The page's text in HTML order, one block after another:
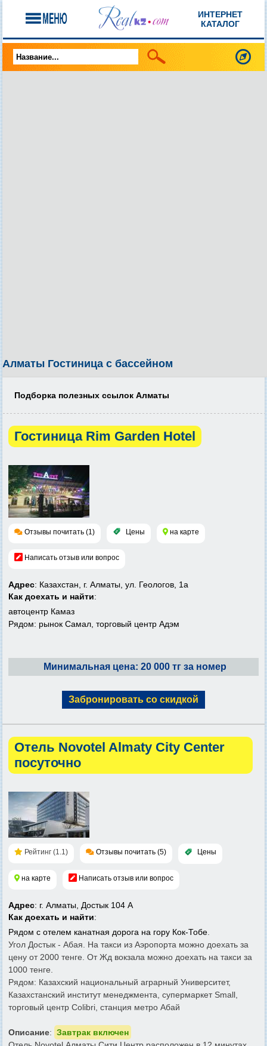
ИНТЕРНЕТ
КАТАЛОГ
Алматы Гостиница с бассейном
Подборка полезных ссылок Алматы
Гостиница Rim Garden Hotel
Отзывы почитать (1) Цены на карте
Написать отзыв или вопрос
Адрес: Казахстан, г. Алматы, ул. Геологов, 1а
Как доехать и найти:
автоцентр Камаз
Рядом: рынок Самал, торговый центр Адэм
Минимальная цена: 20 000 тг за номер
Забронировать со скидкой
Отель Novotel Almaty City Center
посуточно
Рейтинг (1.1) Отзывы почитать (5) Цены
на карте Написать отзыв или вопрос
Адрес: г. Алматы, Достык 104 А
Как доехать и найти:
Рядом с отелем канатная дорога на гору Кок-Тобе
Угол Достык - Абая. На такси из Аэропорта можно доехать за
цену от 2000 тенге. От Жд вокзала можно доехать на такси за
1000 тенге.
Рядом: Казахский национальный аграрный Университет,
Казахстанский институт менеджмента, супермаркет Small,
торговый центр Colibri, станция метро Абай
Описание: Завтрак включен